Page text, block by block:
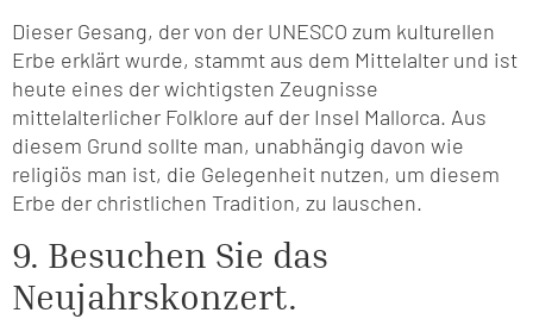
Dieser Gesang, der von der UNESCO zum kulturellen
Erbe erklärt wurde, stammt aus dem Mittelalter und ist
heute eines der wichtigsten Zeugnisse
mittelalterlicher Folklore auf der Insel Mallorca. Aus
diesem Grund sollte man, unabhängig davon wie
religiös man ist, die Gelegenheit nutzen, um diesem
Erbe der christlichen Tradition, zu lauschen.
9. Besuchen Sie das
Neujahrskonzert.